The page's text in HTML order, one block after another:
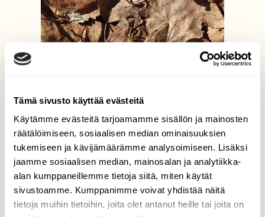
Tämä sivusto käyttää evästeitä
Käytämme evästeitä tarjoamamme sisällön ja mainosten
räätälöimiseen, sosiaalisen median ominaisuuksien
tukemiseen ja kävijämäärämme analysoimiseen. Lisäksi
jaamme sosiaalisen median, mainosalan ja analytiikka-
alan kumppaneillemme tietoja siitä, miten käytät
sivustoamme. Kumppanimme voivat yhdistää näitä
tietoja muihin tietoihin, joita olet antanut heille tai joita on